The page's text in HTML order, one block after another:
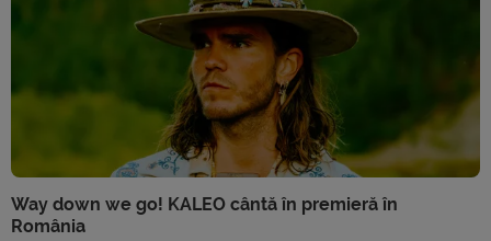
Way down we go! KALEO cântă în premieră în
România